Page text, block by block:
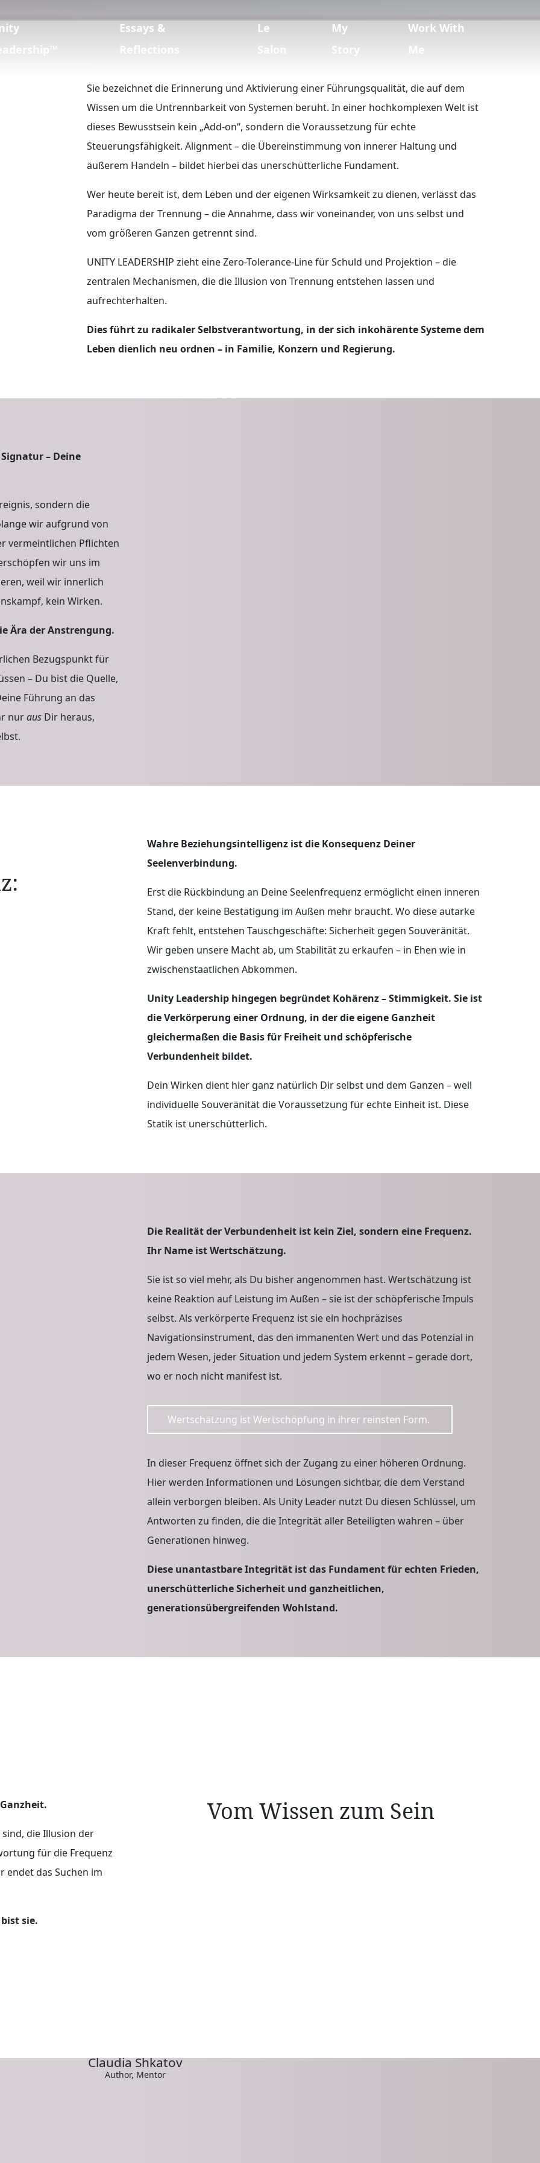
Essays &
Reflections
Le
Salon
My
Story
Work With
Me
Sie bezeichnet die Erinnerung und Aktivierung einer Führungsqualität, die auf dem
Wissen um die Untrennbarkeit von Systemen beruht. In einer hochkomplexen Welt ist
dieses Bewusstsein kein „Add-on“, sondern die Voraussetzung für echte
Steuerungsfähigkeit. Alignment – die Übereinstimmung von innerer Haltung und
äußerem Handeln – bildet hierbei das unerschütterliche Fundament.
Wer heute bereit ist, dem Leben und der eigenen Wirksamkeit zu dienen, verlässt das
Paradigma der Trennung – die Annahme, dass wir voneinander, von uns selbst und
vom größeren Ganzen getrennt sind.
UNITY LEADERSHIP zieht eine Zero-Tolerance-Line für Schuld und Projektion – die
zentralen Mechanismen, die die Illusion von Trennung entstehen lassen und
aufrechterhalten.
Dies führt zu radikaler Selbstverantwortung, in der sich inkohärente Systeme dem
Leben dienlich neu ordnen – in Familie, Konzern und Regierung.
– Deine
sondern die
wir aufgrund von
vermeintlichen Pflichten
wir uns im
weil wir innerlich
kein Wirken.
Ära der Anstrengung.
Bezugspunkt für
– Du bist die Quelle,
Führung an das
nuraus Dir heraus,
Wahre Beziehungsintelligenz ist die Konsequenz Deiner
Seelenverbindung.
Erst die Rückbindung an Deine Seelenfrequenz ermöglicht einen inneren
Stand, der keine Bestätigung im Außen mehr braucht. Wo diese autarke
Kraft fehlt, entstehen Tauschgeschäfte: Sicherheit gegen Souveränität.
Wir geben unsere Macht ab, um Stabilität zu erkaufen – in Ehen wie in
zwischenstaatlichen Abkommen.
Unity Leadership hingegen begründet Kohärenz – Stimmigkeit. Sie ist
die Verkörperung einer Ordnung, in der die eigene Ganzheit
gleichermaßen die Basis für Freiheit und schöpferische
Verbundenheit bildet.
Dein Wirken dient hier ganz natürlich Dir selbst und dem Ganzen – weil
individuelle Souveränität die Voraussetzung für echte Einheit ist. Diese
Statik ist unerschütterlich.
Die Realität der Verbundenheit ist kein Ziel, sondern eine Frequenz.
Ihr Name ist Wertschätzung.
Sie ist so viel mehr, als Du bisher angenommen hast. Wertschätzung ist
keine Reaktion auf Leistung im Außen – sie ist der schöpferische Impuls
selbst. Als verkörperte Frequenz ist sie ein hochpräzises
Navigationsinstrument, das den immanenten Wert und das Potenzial in
jedem Wesen, jeder Situation und jedem System erkennt – gerade dort,
wo er noch nicht manifest ist.
Wertschätzung ist Wertschöpfung in ihrer reinsten Form.
In dieser Frequenz öffnet sich der Zugang zu einer höheren Ordnung.
Hier werden Informationen und Lösungen sichtbar, die dem Verstand
allein verborgen bleiben. Als Unity Leader nutzt Du diesen Schlüssel, um
Antworten zu finden, die die Integrität aller Beteiligten wahren – über
Generationen hinweg.
Diese unantastbare Integrität ist das Fundament für echten Frieden,
unerschütterliche Sicherheit und ganzheitlichen,
generationsübergreifenden Wohlstand.
Vom Wissen zum Sein
die Illusion der
für die Frequenz
endet das Suchen im
sie.
Claudia Shkatov
Author, Mentor